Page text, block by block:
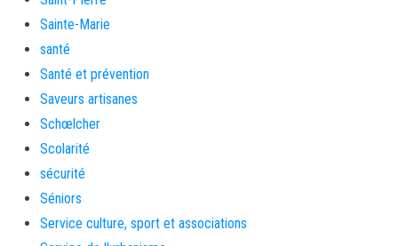
Sainte-Marie
santé
Santé et prévention
Saveurs artisanes
Schœlcher
Scolarité
sécurité
Séniors
Service culture, sport et associations